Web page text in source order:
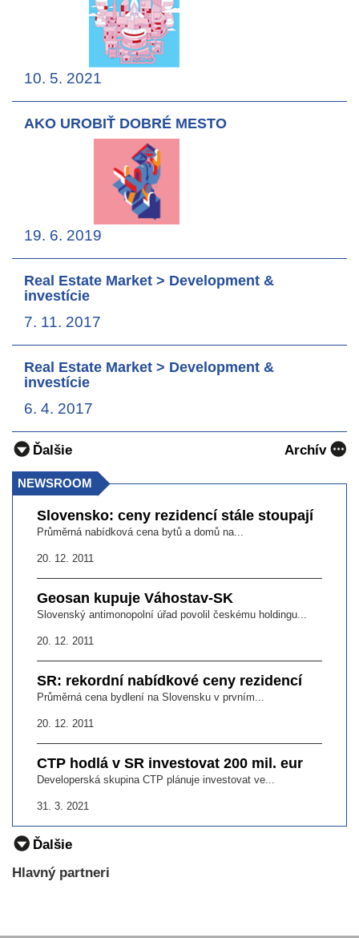
10. 5. 2021
AKO UROBIŤ DOBRÉ MESTO
19. 6. 2019
Real Estate Market > Development &
investície
7. 11. 2017
Real Estate Market > Development &
investície
6. 4. 2017
Ďalšie Archív
NEWSROOM
Slovensko: ceny rezidencí stále stoupají
Průměrná nabídková cena bytů a domů na...
20. 12. 2011
Geosan kupuje Váhostav-SK
Slovenský antimonopolní úřad povolil českému holdingu...
20. 12. 2011
SR: rekordní nabídkové ceny rezidencí
Průměrná cena bydlení na Slovensku v prvním...
20. 12. 2011
CTP hodlá v SR investovat 200 mil. eur
Developerská skupina CTP plánuje investovat ve...
31. 3. 2021
Ďalšie
Hlavný partneri